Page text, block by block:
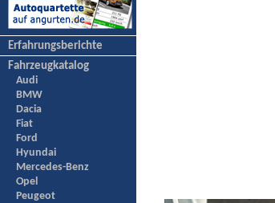
Erfahrungsberichte
Fahrzeugkatalog
Audi
BMW
Dacia
Fiat
Ford
Hyundai
Mercedes-Benz
Opel
Peugeot